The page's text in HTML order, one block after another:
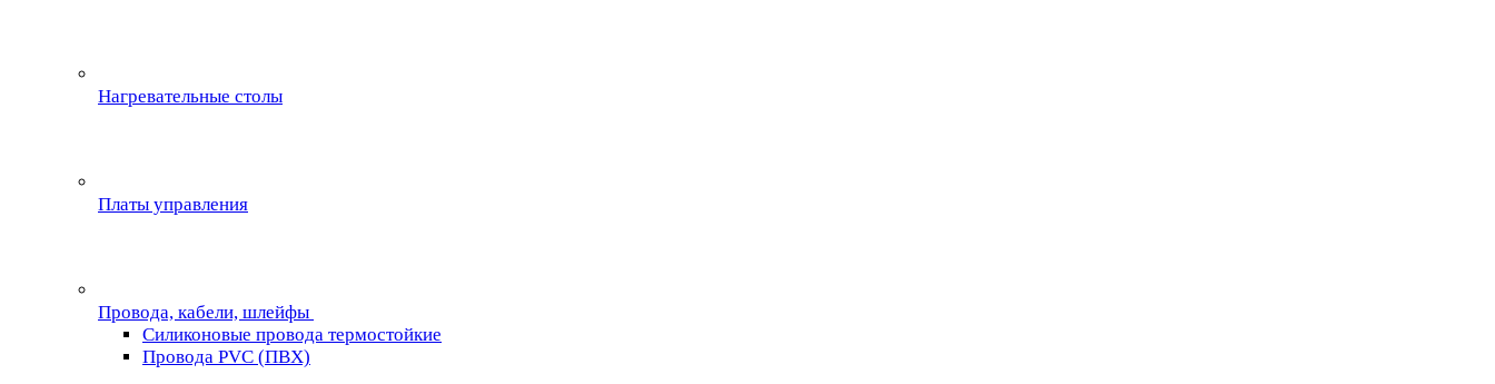
Нагревательные столы
Платы управления
Провода, кабели, шлейфы
Силиконовые провода термостойкие
Провода PVC (ПВХ)